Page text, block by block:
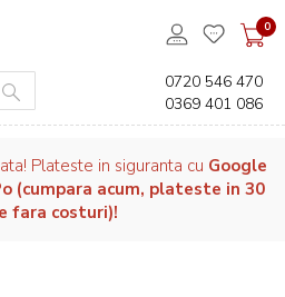
0
0720 546 470
0369 401 086
Plateste in siguranta cu Google
(cumpara acum, plateste in 30
fara costuri)!